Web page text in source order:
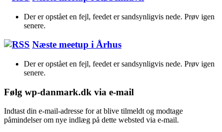
Der er opstået en fejl, feedet er sandsynligvis nede. Prøv igen
senere.
Næste meetup i Århus
Der er opstået en fejl, feedet er sandsynligvis nede. Prøv igen
senere.
Følg wp-danmark.dk via e-mail
Indtast din e-mail-adresse for at blive tilmeldt og modtage
påmindelser om nye indlæg på dette websted via e-mail.